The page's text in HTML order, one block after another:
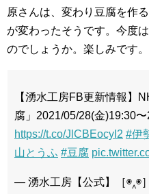
原さんは、変わり豆腐を作
が変わったそうです。今度
のでしょうか。楽しみです。
【湧水工房FB更新情報】
腐」2021/05/28(金)19:30
https://t.co/JlCBEocyI2 #伊
山とうふ #豆腐
— 湧水工房【公式】［◉‸◉